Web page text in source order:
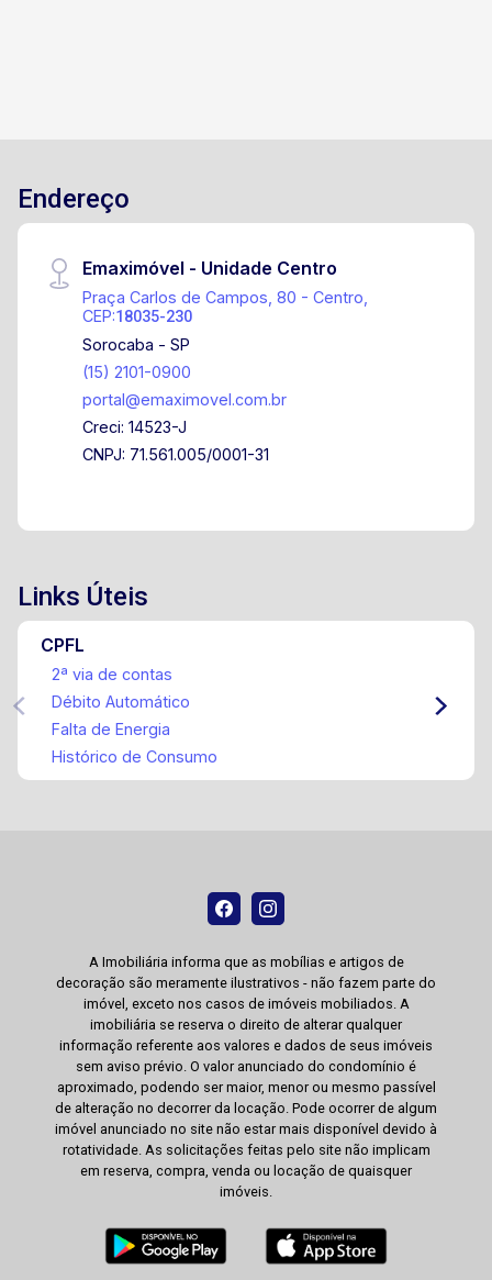
Endereço
Emaximóvel - Unidade Centro
Praça Carlos de Campos, 80 - Centro,
CEP:18035-230
Sorocaba - SP
(15) 2101-0900
portal@emaximovel.com.br
Creci: 14523-J
CNPJ: 71.561.005/0001-31
Links Úteis
CPFL
2ª via de contas
Débito Automático
Falta de Energia
Histórico de Consumo
A Imobiliária informa que as mobílias e artigos de
decoração são meramente ilustrativos - não fazem parte do
imóvel, exceto nos casos de imóveis mobiliados. A
imobiliária se reserva o direito de alterar qualquer
informação referente aos valores e dados de seus imóveis
sem aviso prévio. O valor anunciado do condomínio é
aproximado, podendo ser maior, menor ou mesmo passível
de alteração no decorrer da locação. Pode ocorrer de algum
imóvel anunciado no site não estar mais disponível devido à
rotatividade. As solicitações feitas pelo site não implicam
em reserva, compra, venda ou locação de quaisquer
imóveis.